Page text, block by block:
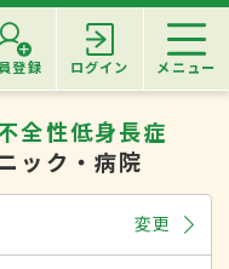
登録 ログイン メニュー
全性低身長症
ック・病院
変更